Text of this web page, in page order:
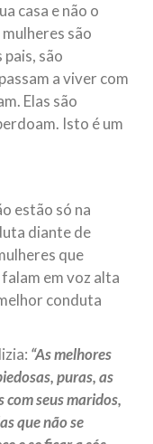
casa e não o
são
pais, são
a viver com
Elas são
Isto é um
estão só na
diante de
que
em voz alta
conduta
“As melhores
puras, as
com seus maridos,
que não se